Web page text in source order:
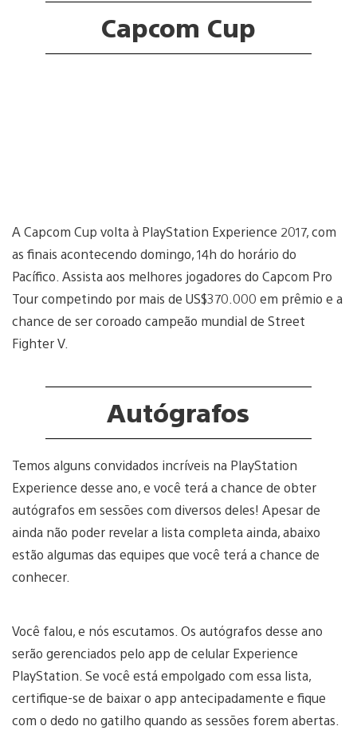
Capcom Cup
A Capcom Cup volta à PlayStation Experience 2017, com
as finais acontecendo domingo, 14h do horário do
Pacífico. Assista aos melhores jogadores do Capcom Pro
Tour competindo por mais de US$370.000 em prêmio e a
chance de ser coroado campeão mundial de Street
Fighter V.
Autógrafos
Temos alguns convidados incríveis na PlayStation
Experience desse ano, e você terá a chance de obter
autógrafos em sessões com diversos deles! Apesar de
ainda não poder revelar a lista completa ainda, abaixo
estão algumas das equipes que você terá a chance de
conhecer.
Você falou, e nós escutamos. Os autógrafos desse ano
serão gerenciados pelo app de celular Experience
PlayStation. Se você está empolgado com essa lista,
certifique-se de baixar o app antecipadamente e fique
com o dedo no gatilho quando as sessões forem abertas.